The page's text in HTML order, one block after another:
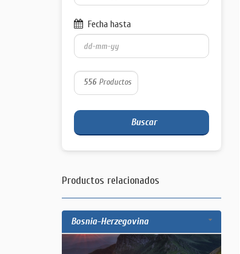
Fecha hasta
556Productos
Buscar
Productos relacionados
Bosnia-Herzegovina